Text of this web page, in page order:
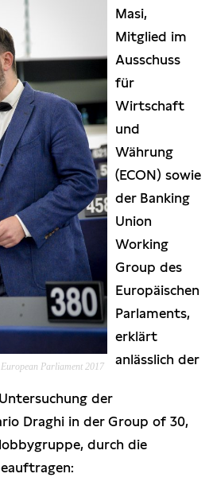
European Parliament 2017
Masi,
Mitglied im
Ausschuss
für
Wirtschaft
und
Währung
(ECON) sowie
der Banking
Union
Working
Group des
Europäischen
Parlaments,
erklärt
anlässlich der
der
Draghi in der Group of 30,
durch die